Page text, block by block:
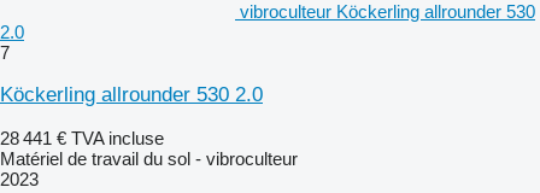
vibroculteur Köckerling allrounder 530
2.0
7
Köckerling allrounder 530 2.0
28 441 € TVA incluse
Matériel de travail du sol - vibroculteur
2023